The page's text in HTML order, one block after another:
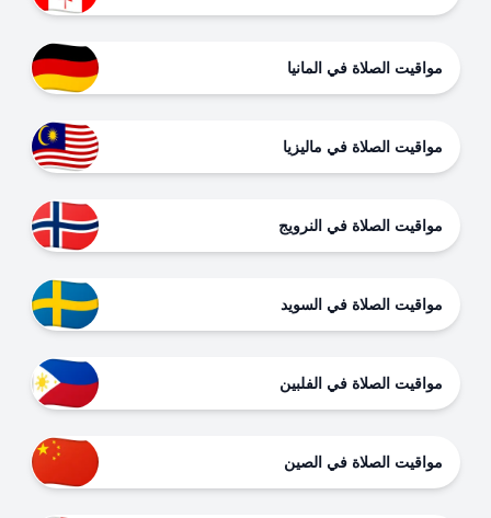
مواقيت الصلاة في المانيا
مواقيت الصلاة في ماليزيا
مواقيت الصلاة في النرويج
مواقيت الصلاة في السويد
مواقيت الصلاة في الفلبين
مواقيت الصلاة في الصين